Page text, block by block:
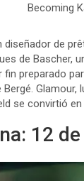
Becoming
diseñador de
de Bascher,
preparado
se convirtió en
12